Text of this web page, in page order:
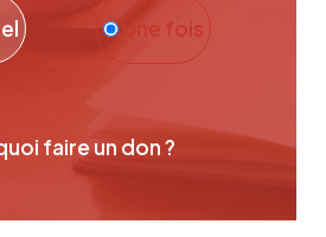
Une fois
faire un don ?